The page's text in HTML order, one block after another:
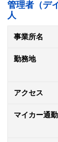
管理者（デ
人
事業所名
勤務地
アクセス
マイカー通勤